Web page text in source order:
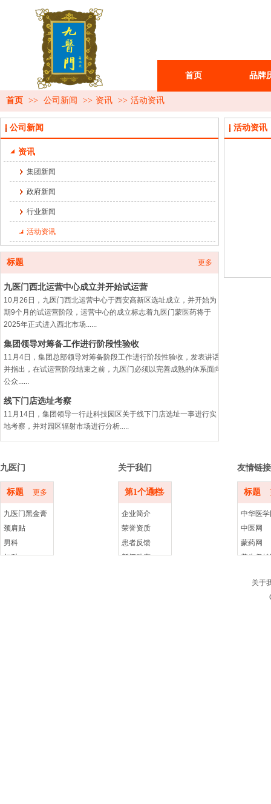
首页 品牌
首页 >> 公司新闻 >> 资讯 >> 活动资讯
公司新闻
资讯
集团新闻
政府新闻
行业新闻
活动资讯
标题 更多
九医门西北运营中心成立并开始试运营
10月26日，九医门西北运营中心于西安高新区选址成立，并开始为
期9个月的试运营阶段，运营中心的成立标志着九医门蒙医药将于
2025年正式进入西北市场......
集团领导对筹备工作进行阶段性验收
11月4日，集团总部领导对筹备阶段工作进行阶段性验收，发表讲话
并指出，在试运营阶段结束之前，九医门必须以完善成熟的体系面向
公众......
线下门店选址考察
11月14日，集团领导一行赴科技园区关于线下门店选址一事进行实
地考察，并对园区辐射市场进行分析.....
活动资讯
标题 更多
九医门黑金膏
颈肩贴
男科
妇科
第1个通栏
更多
企业简介
荣誉资质
患者反馈
新闻动态
标题
中华医
中医网
蒙药网
养生保
九医门 关于我们 友情链接
关于